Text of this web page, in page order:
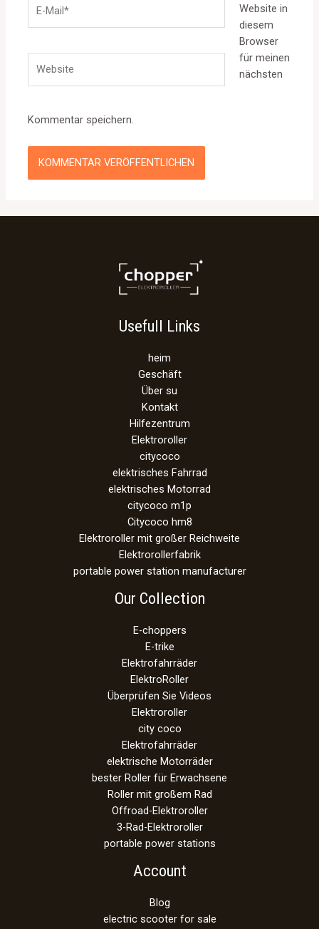
Mail*
Website in
diesem
Browser
für meinen
nächsten
Kommentar speichern.
Usefull Links
heim
Geschäft
Über su
Kontakt
Hilfezentrum
Elektroroller
citycoco
elektrisches Fahrrad
elektrisches Motorrad
citycoco m1p
Citycoco hm8
Elektroroller mit großer Reichweite
Elektrorollerfabrik
portable power station manufacturer
Our Collection
E-choppers
E-trike
Elektrofahrräder
ElektroRoller
Überprüfen Sie Videos
Elektroroller
city coco
Elektrofahrräder
elektrische Motorräder
bester Roller für Erwachsene
Roller mit großem Rad
Offroad-Elektroroller
3-Rad-Elektroroller
portable power stations
Account
Blog
electric scooter for sale